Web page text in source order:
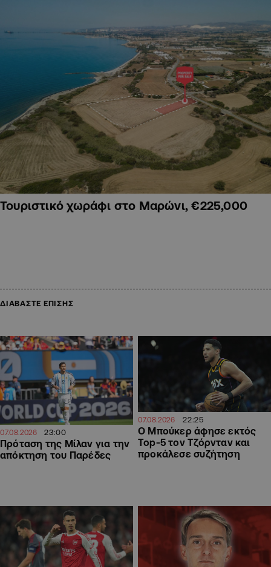
Τουριστικό χωράφι στο Μαρώνι, €225,000
ΔΙΑΒΑΣΤΕ ΕΠΙΣΗΣ
07.08.2026 23:00
Πρόταση της Μίλαν για την
απόκτηση του Παρέδες
07.08.2026 22:25
Ο Μπούκερ άφησε εκτός
Top-5 τον Τζόρνταν και
προκάλεσε συζήτηση